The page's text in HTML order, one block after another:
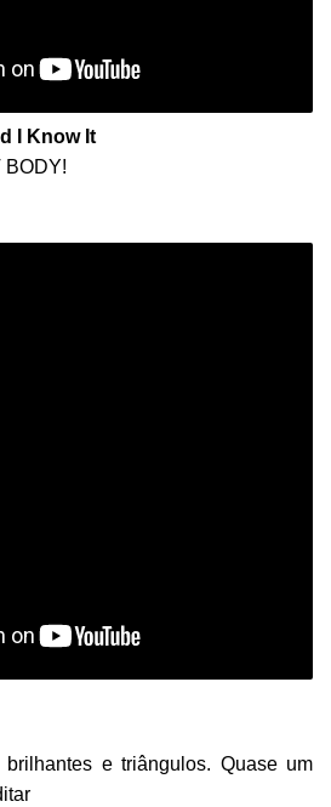
I Know It
BODY!
e triângulos. Quase um